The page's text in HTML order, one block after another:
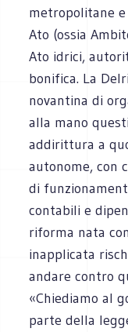
metropolitane
Ato (ossia
Ato idrici,
bonifica. La
novantina di
alla mano
addirittura a
autonome, con
di
contabili e
riforma nata
inapplicata
andare contro
«Chiediamo al
parte della